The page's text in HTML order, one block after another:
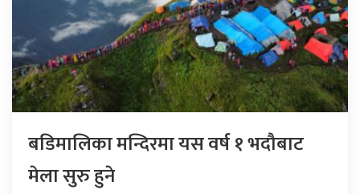
बडिमालिका मन्दिरमा यस वर्ष १ भदौबाट
मेला सुरु हुने